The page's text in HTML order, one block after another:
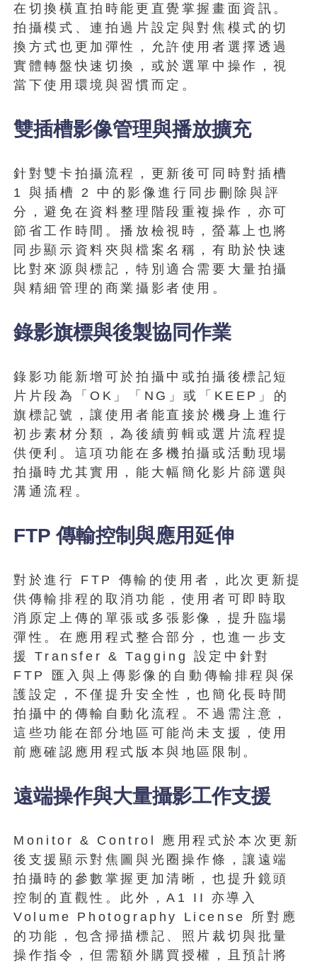
在切換橫直拍時能更直覺掌握畫面資訊。
拍攝模式、連拍過片設定與對焦模式的切
換方式也更加彈性，允許使用者選擇透過
實體轉盤快速切換，或於選單中操作，視
當下使用環境與習慣而定。
雙插槽影像管理與播放擴充
針對雙卡拍攝流程，更新後可同時對插槽
1 與插槽 2 中的影像進行同步刪除與評
分，避免在資料整理階段重複操作，亦可
節省工作時間。播放檢視時，螢幕上也將
同步顯示資料夾與檔案名稱，有助於快速
比對來源與標記，特別適合需要大量拍攝
與精細管理的商業攝影者使用。
錄影旗標與後製協同作業
錄影功能新增可於拍攝中或拍攝後標記短
片片段為「OK」「NG」或「KEEP」的
旗標記號，讓使用者能直接於機身上進行
初步素材分類，為後續剪輯或選片流程提
供便利。這項功能在多機拍攝或活動現場
拍攝時尤其實用，能大幅簡化影片篩選與
溝通流程。
FTP 傳輸控制與應用延伸
對於進行 FTP 傳輸的使用者，此次更新提
供傳輸排程的取消功能，使用者可即時取
消原定上傳的單張或多張影像，提升臨場
彈性。在應用程式整合部分，也進一步支
援 Transfer & Tagging 設定中針對
FTP 匯入與上傳影像的自動傳輸排程與保
護設定，不僅提升安全性，也簡化長時間
拍攝中的傳輸自動化流程。不過需注意，
這些功能在部分地區可能尚未支援，使用
前應確認應用程式版本與地區限制。
遠端操作與大量攝影工作支援
Monitor & Control 應用程式於本次更新
後支援顯示對焦圖與光圈操作條，讓遠端
拍攝時的參數掌握更加清晰，也提升鏡頭
控制的直觀性。此外，A1 II 亦導入
Volume Photography License 所對應
的功能，包含掃描標記、照片裁切與批量
操作指令，但需額外購買授權，且預計將